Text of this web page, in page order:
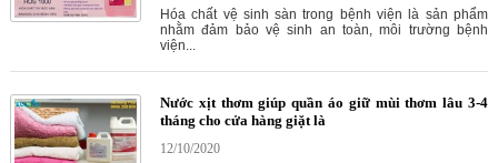
Hóa chất vệ sinh sàn trong bệnh viện là sản phẩm
nhằm đảm bảo vệ sinh an toàn, môi trường bệnh
viện...
Nước xịt thơm giúp quần áo giữ mùi thơm lâu 3-4
tháng cho cửa hàng giặt là
12/10/2020